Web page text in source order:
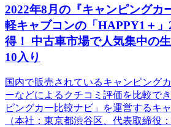
2022年8月の『キャンピングカ
軽キャブコンの「HAPPY1＋
得！ 中古車市場で人気集中の
10入り
国内で販売されているキャンピング
ーなどによるクチコミ評価を比較で
ピングカー比較ナビ」を運営するキ
（本社：東京都渋谷区、代表取締役